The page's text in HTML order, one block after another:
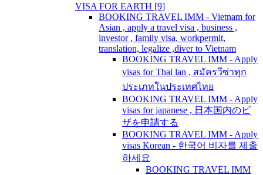
VISA FOR EARTH [9]
BOOKING TRAVEL IMM - Vietnam for
Asian , apply a travel visa , business ,
investor , family visa, workpermit,
translation, legalize ,diver to Vietnam
BOOKING TRAVEL IMM - Apply
visas for Thai lan , สมัครวีซ่าทุก
ประเภทในประเทศไทย
BOOKING TRAVEL IMM - Apply
visas for japanese , 日本国内のビ
ザを申請する
BOOKING TRAVEL IMM - Apply
visas Korean - 한국어 비자를 제출
하세요
BOOKING TRAVEL IMM